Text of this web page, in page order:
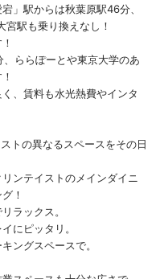
」駅からは秋葉原駅46分、
駅も乗り換えなし！
ららぽーとや東京大学のあ
、賃料も水光熱費やインタ
の異なるスペースをその日
ンテイストのメインダイニ
！
ラックス。
にピッタリ。
ングスペースで。